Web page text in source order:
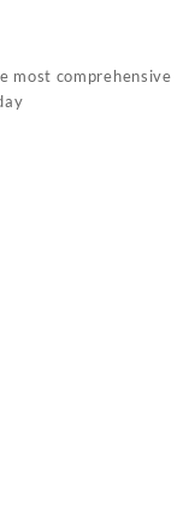
most comprehensive